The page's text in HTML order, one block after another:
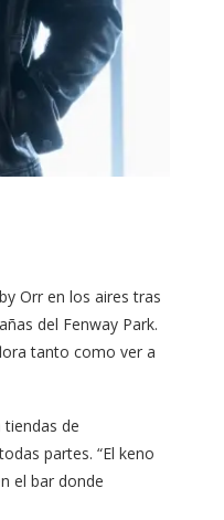
Orr en los aires tras
del Fenway Park.
tanto como ver a
de
partes. “El keno
el bar donde